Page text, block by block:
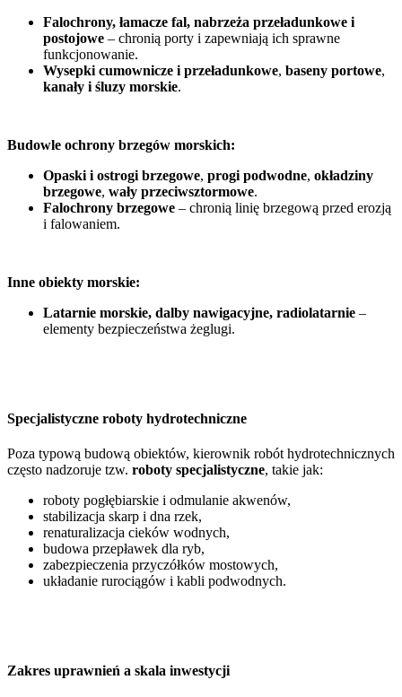
Falochrony, łamacze fal, nabrzeża przeładunkowe i
postojowe – chronią porty i zapewniają ich sprawne
funkcjonowanie.
Wysepki cumownicze i przeładunkowe, baseny portowe,
kanały i śluzy morskie.
Budowle ochrony brzegów morskich:
Opaski i ostrogi brzegowe, progi podwodne, okładziny
brzegowe, wały przeciwsztormowe.
Falochrony brzegowe – chronią linię brzegową przed erozją
i falowaniem.
Inne obiekty morskie:
Latarnie morskie, dalby nawigacyjne, radiolatarnie –
elementy bezpieczeństwa żeglugi.
Specjalistyczne roboty hydrotechniczne
Poza typową budową obiektów, kierownik robót hydrotechnicznych
często nadzoruje tzw. roboty specjalistyczne, takie jak:
roboty pogłębiarskie i odmulanie akwenów,
stabilizacja skarp i dna rzek,
renaturalizacja cieków wodnych,
budowa przepławek dla ryb,
zabezpieczenia przyczółków mostowych,
układanie rurociągów i kabli podwodnych.
Zakres uprawnień a skala inwestycji